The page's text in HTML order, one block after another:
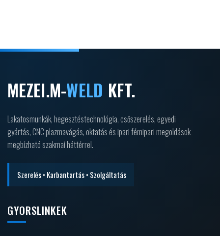
MEZEI.M-WELD KFT.
Lakatosmunkák, hegesztéstechnológia, csőszerelés, egyedi
gyártás, CNC plazmavágás, oktatás és ipari fémipari megoldások
megbízható szakmai háttérrel.
Szerelés • Karbantartás • Szolgáltatás
GYORSLINKEK